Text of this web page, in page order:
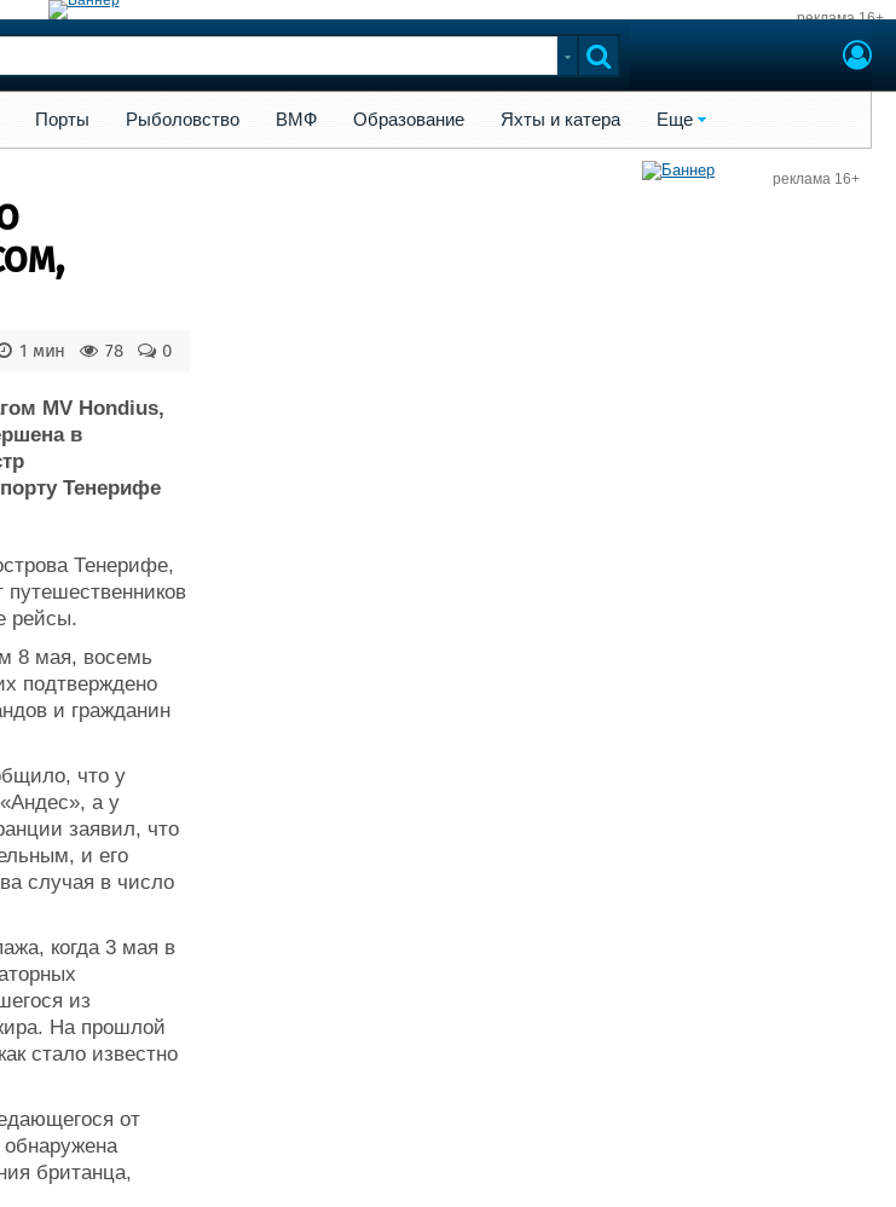
реклама 16+
службы
Порты Рыболовство ВМФ Образование Яхты и катера Еще
0
78
1 мин
MV Hondius,
в
Тенерифе
Тенерифе,
рейсы.
8 мая, восемь
подтверждено
и гражданин
что у
а у
заявил, что
и его
случая в число
когда 3 мая в
из
На прошлой
стало известно
от
обнаружена
британца,
реклама 16+